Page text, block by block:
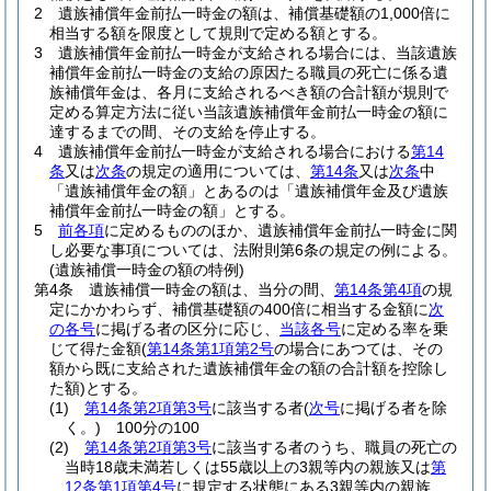
2
遺族補償年金前払一時金の額は、補償基礎額の1,000倍に
相当する額を限度として規則で定める額とする。
3
遺族補償年金前払一時金が支給される場合には、当該遺族
補償年金前払一時金の支給の原因たる職員の死亡に係る遺
族補償年金は、各月に支給されるべき額の合計額が規則で
定める算定方法に従い当該遺族補償年金前払一時金の額に
達するまでの間、その支給を停止する。
4
遺族補償年金前払一時金が支給される場合における第14
条又は次条の規定の適用については、 第14条又は次条中
「遺族補償年金の額」とあるのは「遺族補償年金及び遺族
補償年金前払一時金の額」とする。
5
前各項に定めるもののほか、遺族補償年金前払一時金に関
し必要な事項については、法附則第6条の規定の例による。
(遺族補償一時金の額の特例)
第4条
遺族補償一時金の額は、当分の間、 第14条第4項の規
定にかかわらず、補償基礎額の400倍に相当する金額に次
の各号に掲げる者の区分に応じ、 当該各号に定める率を乗
じて得た金額(第14条第1項第2号の場合にあつては、その
額から既に支給された遺族補償年金の額の合計額を控除し
た額)とする。
(1)
第14条第2項第3号に該当する者(次号に掲げる者を除
く。) 100分の100
(2)
第14条第2項第3号に該当する者のうち、職員の死亡の
当時18歳未満若しくは55歳以上の3親等内の親族又は第
12条第1項第4号に規定する状態にある3親等内の親族